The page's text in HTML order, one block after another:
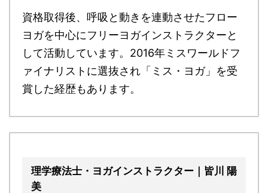
資格取得後、呼吸と動きを連動させたフロー
ヨガを中心にフリーヨガインストラクターと
して活動しています。2016年ミスワールドフ
ァイナリストに選抜され「ミス・ヨガ」を受
賞した経歴もあります。
理学療法士・ヨガインストラクター｜皆川 陽
美